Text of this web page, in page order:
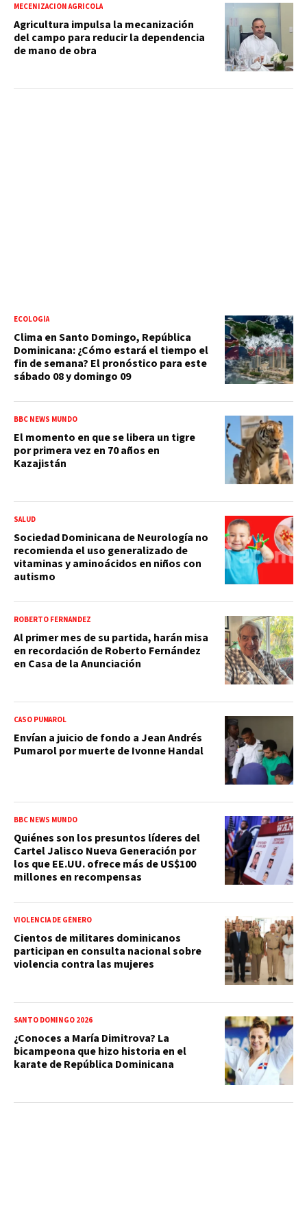
MECENIZACIÓN AGRÍCOLA
Agricultura impulsa la mecanización
del campo para reducir la dependencia
de mano de obra
ECOLOGÍA
Clima en Santo Domingo, República
Dominicana: ¿Cómo estará el tiempo el
fin de semana? El pronóstico para este
sábado 08 y domingo 09
BBC NEWS MUNDO
El momento en que se libera un tigre
por primera vez en 70 años en
Kazajistán
SALUD
Sociedad Dominicana de Neurología no
recomienda el uso generalizado de
vitaminas y aminoácidos en niños con
autismo
ROBERTO FERNÁNDEZ
Al primer mes de su partida, harán misa
en recordación de Roberto Fernández
en Casa de la Anunciación
CASO PUMAROL
Envían a juicio de fondo a Jean Andrés
Pumarol por muerte de Ivonne Handal
BBC NEWS MUNDO
Quiénes son los presuntos líderes del
Cartel Jalisco Nueva Generación por
los que EE.UU. ofrece más de US$100
millones en recompensas
VIOLENCIA DE GÉNERO
Cientos de militares dominicanos
participan en consulta nacional sobre
violencia contra las mujeres
SANTO DOMINGO 2026
¿Conoces a María Dimitrova? La
bicampeona que hizo historia en el
karate de República Dominicana